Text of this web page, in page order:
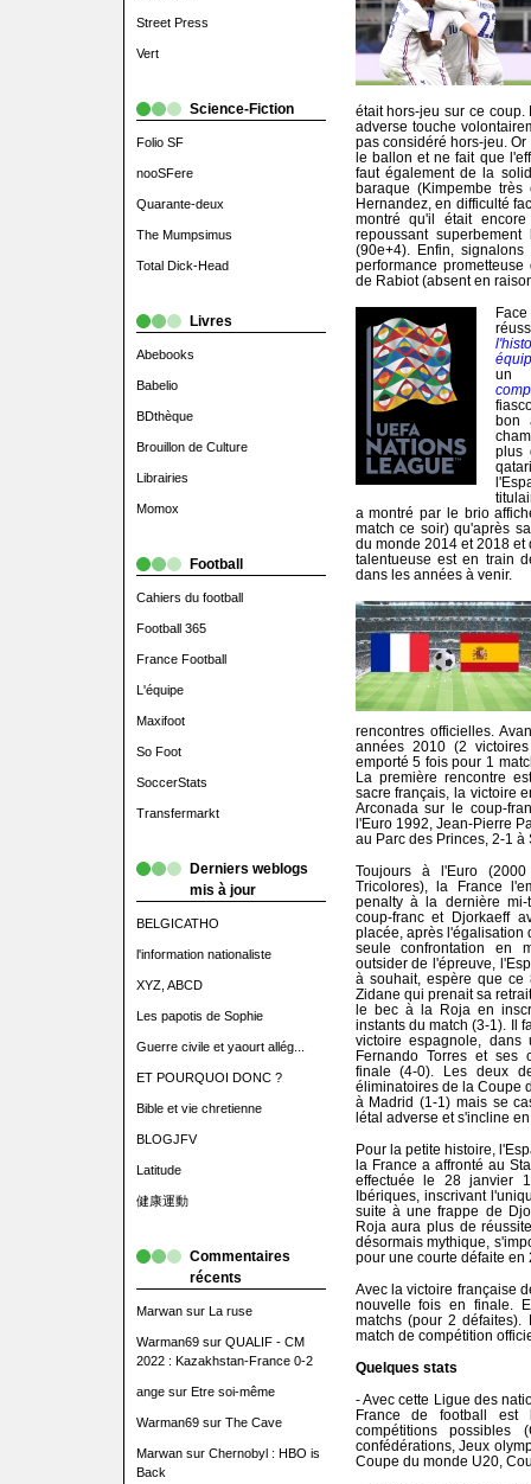
Street Press
Vert
Science-Fiction
Folio SF
nooSFere
Quarante-deux
The Mumpsimus
Total Dick-Head
Livres
Abebooks
Babelio
BDthèque
Brouillon de Culture
Librairies
Momox
Football
Cahiers du football
Football 365
France Football
L'équipe
Maxifoot
So Foot
SoccerStats
Transfermarkt
Derniers weblogs
mis à jour
BELGICATHO
l'information nationaliste
XYZ, ABCD
Les papotis de Sophie
Guerre civile et yaourt allég...
ET POURQUOI DONC ?
Bible et vie chretienne
BLOGJFV
Latitude
健康運動
Commentaires
récents
Marwansur La ruse
Warman69sur QUALIF - CM
2022 : Kazakhstan-France 0-2
angesur Etre soi-même
Warman69sur The Cave
Marwansur Chernobyl : HBO is
Back
était hors-jeu sur ce
adverse touche
pas considéré hors-jeu.
le ballon et ne fait que
faut également de la
baraque (Kimpembe
Hernandez, en difficulté
montré qu'il était
repoussant
(90e+4). Enfin,
performance
de Rabiot (absent en
un
bon
plus
a montré par le brio
match ce soir) qu'après
du monde 2014 et 2018
talentueuse est en train
dans les années à venir.
rencontres officielles.
années 2010 (2
emporté 5 fois pour 1
La première rencontre
sacre français, la victoire
Arconada sur le coup-
l'Euro 1992, Jean-Pierre
au Parc des Princes, 2-1 à
Toujours à l'Euro
Tricolores), la France
penalty à la dernière
coup-franc et Djorkaeff
placée, après l'égalisation
seule confrontation en
outsider de l'épreuve,
à souhait, espère que
Zidane qui prenait sa
le bec à la Roja en
instants du match (3-1). Il
victoire espagnole,
Fernando Torres et ses
finale (4-0). Les deux
éliminatoires de la Coupe
à Madrid (1-1) mais se
létal adverse et s'incline
Pour la petite histoire,
la France a affronté au
effectuée le 28 janvier
Ibériques, inscrivant
suite à une frappe de
Roja aura plus de
désormais mythique,
pour une courte défaite en
Avec la victoire française
nouvelle fois en finale.
matchs (pour 2
match de compétition
Quelques stats
- Avec cette Ligue des
France de football
compétitions
confédérations, Jeux
Coupe du monde U20,